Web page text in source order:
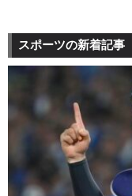
スポーツの新着記事